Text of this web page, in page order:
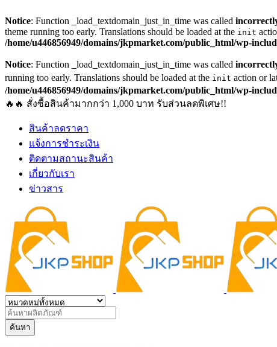
Notice: Function _load_textdomain_just_in_time was called
theme running too early. Translations should be loaded at the init
/home/u446856949/domains/jkpmarket.com/public_html/wp-
Notice: Function _load_textdomain_just_in_time was called
running too early. Translations should be loaded at the init action or
/home/u446856949/domains/jkpmarket.com/public_html/wp-
🔥🔥 สั่งซื้อสินค้ามากกว่า 1,000 บาท รับส่วนลดพิเศษ!!
สินค้าลดราคา
แจ้งการชำระเงิน
ติดตามสถานะสินค้า
เกี่ยวกับเรา
ข่าวสาร